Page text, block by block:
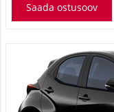
Saada ostusoov